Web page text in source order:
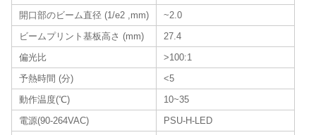
開口部のビーム直径 (1/e2 ,mm)
~2.0
ビームプリント基板高さ (mm)
27.4
偏光比
>100:1
予熱時間 (分)
<5
動作温度(℃)
10~35
電源(90-264VAC)
PSU-H-LED